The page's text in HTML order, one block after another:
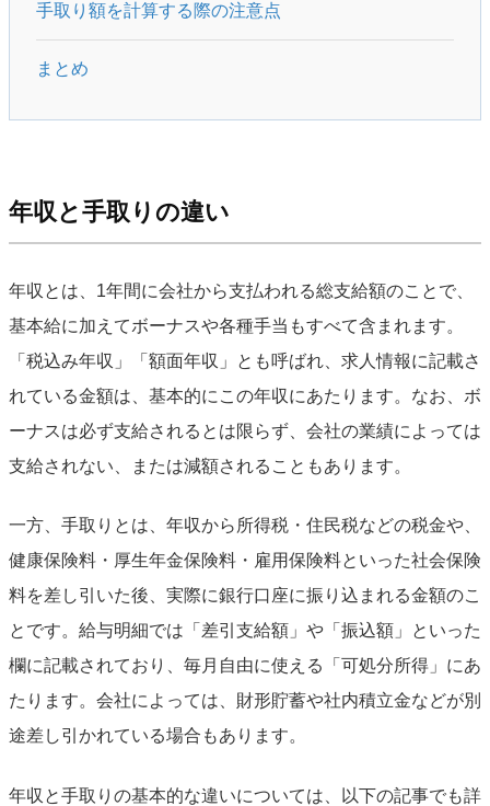
手取り額を計算する際の注意点
まとめ
年収と手取りの違い
年収とは、1年間に会社から支払われる総支給額のことで、
基本給に加えてボーナスや各種手当もすべて含まれます。
「税込み年収」「額面年収」とも呼ばれ、求人情報に記載さ
れている金額は、基本的にこの年収にあたります。なお、ボ
ーナスは必ず支給されるとは限らず、会社の業績によっては
支給されない、または減額されることもあります。
一方、手取りとは、年収から所得税・住民税などの税金や、
健康保険料・厚生年金保険料・雇用保険料といった社会保険
料を差し引いた後、実際に銀行口座に振り込まれる金額のこ
とです。給与明細では「差引支給額」や「振込額」といった
欄に記載されており、毎月自由に使える「可処分所得」にあ
たります。会社によっては、財形貯蓄や社内積立金などが別
途差し引かれている場合もあります。
年収と手取りの基本的な違いについては、以下の記事でも詳